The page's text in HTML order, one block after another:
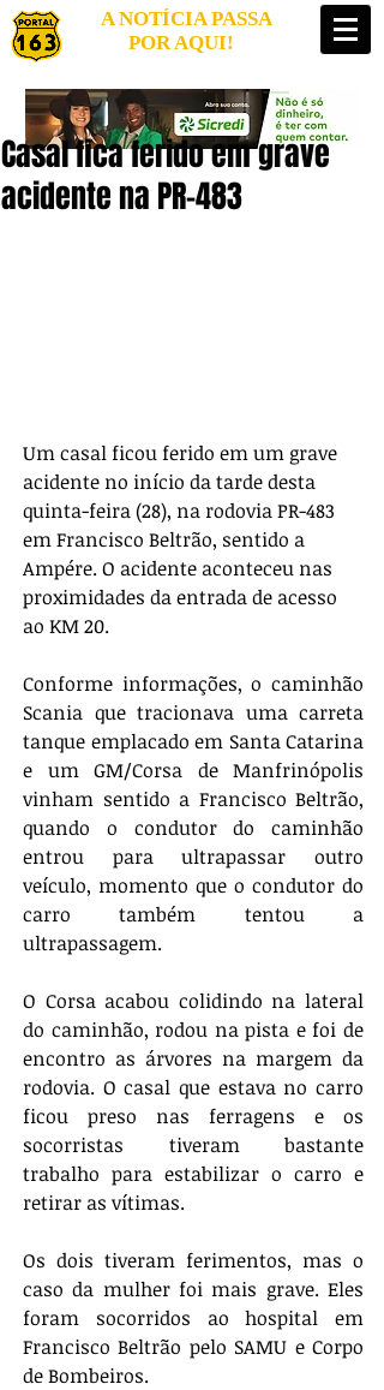
A NOTÍCIA PASSA
POR AQUI!
Casal fica ferido em grave
acidente na PR-483
Um casal ficou ferido em um grave
acidente no início da tarde desta
quinta-feira (28), na rodovia PR-483
em Francisco Beltrão, sentido a
Ampére. O acidente aconteceu nas
proximidades da entrada de acesso
ao KM 20.
Conforme informações, o caminhão
Scania que tracionava uma carreta
tanque emplacado em Santa Catarina
e um GM/Corsa de Manfrinópolis
vinham sentido a Francisco Beltrão,
quando o condutor do caminhão
entrou para ultrapassar outro
veículo, momento que o condutor do
carro também tentou a
ultrapassagem.
O Corsa acabou colidindo na lateral
do caminhão, rodou na pista e foi de
encontro as árvores na margem da
rodovia. O casal que estava no carro
ficou preso nas ferragens e os
socorristas tiveram bastante
trabalho para estabilizar o carro e
retirar as vítimas.
Os dois tiveram ferimentos, mas o
caso da mulher foi mais grave. Eles
foram socorridos ao hospital em
Francisco Beltrão pelo SAMU e Corpo
de Bombeiros.